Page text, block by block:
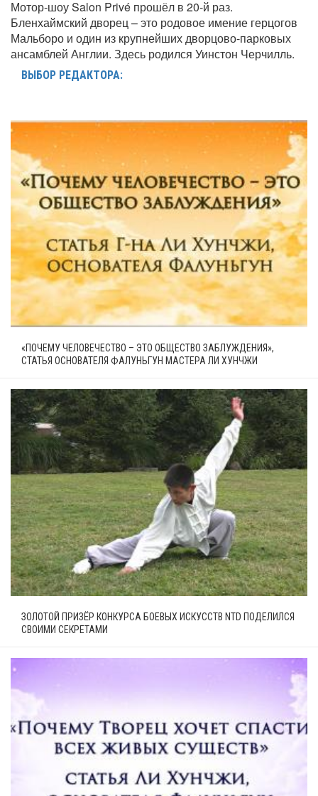
Мотор-шоу Salon Privé прошёл в 20-й раз.
Бленхаймский дворец – это родовое имение герцогов
Мальборо и один из крупнейших дворцово-парковых
ансамблей Англии. Здесь родился Уинстон Черчилль.
ВЫБОР РЕДАКТОРА:
«ПОЧЕМУ ЧЕЛОВЕЧЕСТВО – ЭТО ОБЩЕСТВО ЗАБЛУЖДЕНИЯ»,
СТАТЬЯ ОСНОВАТЕЛЯ ФАЛУНЬГУН МАСТЕРА ЛИ ХУНЧЖИ
ЗОЛОТОЙ ПРИЗЁР КОНКУРСА БОЕВЫХ ИСКУССТВ NTD ПОДЕЛИЛСЯ
СВОИМИ СЕКРЕТАМИ